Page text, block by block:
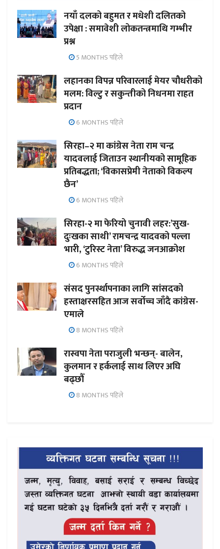
नयाँ दलको बहुमत र मधेशी दलितको
उपेक्षा : समावेशी लोकतन्त्रमाथि गम्भीर
प्रश्न
5 MONTHS पहिले
लहानका विपन्न परिवारलाई मेयर चौधरीको
मलम: विल्टु र सकुन्तीको निधनमा राहत
प्रदान
6 MONTHS पहिले
सिरहा–२ मा कांग्रेस नेता राम चन्द्र
यादवलाई जिताउन स्थानीयको सामूहिक
प्रतिबद्धता; ‘विकासप्रेमी नेताको विकल्प
छैन’
6 MONTHS पहिले
सिरहा-२ मा फेरियो चुनावी लहर:’सुख-
दुःखका साथी’ रामचन्द्र यादवको पल्ला
भारी, ‘टुरिस्ट नेता’ विरुद्ध जनआक्रोश
6 MONTHS पहिले
संसद पुनर्स्थापनाका लागि सांसदको
हस्ताक्षरसहित आज सर्वोच्च जाँदै कांग्रेस-
एमाले
8 MONTHS पहिले
रास्वपा नेता पराजुली भन्छन्- बालेन,
कुलमान र हर्कलाई साथ लिएर अघि
बढ्छौँ
8 MONTHS पहिले